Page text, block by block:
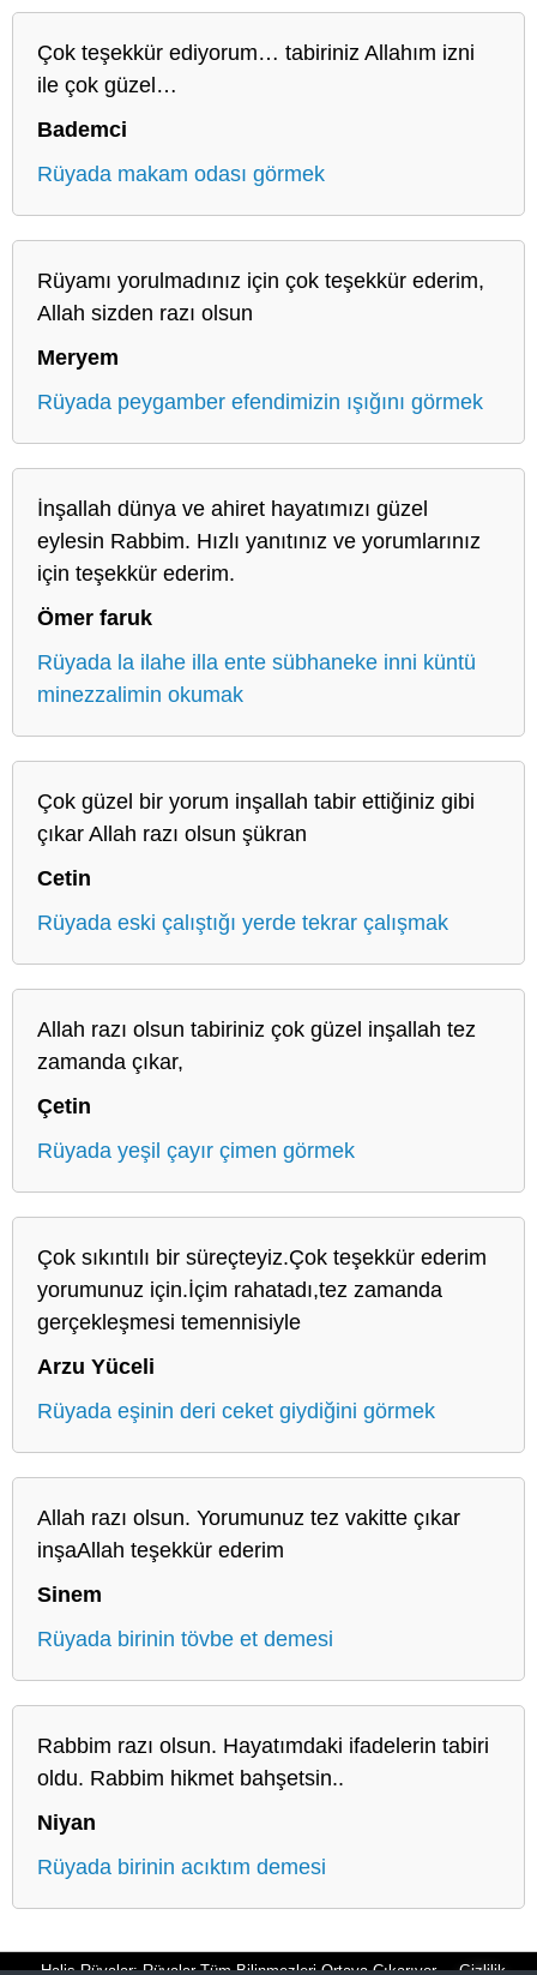
Çok teşekkür ediyorum… tabiriniz Allahım izni
ile çok güzel…
Bademci
Rüyada makam odası görmek
Rüyamı yorulmadınız için çok teşekkür ederim,
Allah sizden razı olsun
Meryem
Rüyada peygamber efendimizin ışığını görmek
İnşallah dünya ve ahiret hayatımızı güzel
eylesin Rabbim. Hızlı yanıtınız ve yorumlarınız
için teşekkür ederim.
Ömer faruk
Rüyada la ilahe illa ente sübhaneke inni küntü
minezzalimin okumak
Çok güzel bir yorum inşallah tabir ettiğiniz gibi
çıkar Allah razı olsun şükran
Cetin
Rüyada eski çalıştığı yerde tekrar çalışmak
Allah razı olsun tabiriniz çok güzel inşallah tez
zamanda çıkar,
Çetin
Rüyada yeşil çayır çimen görmek
Çok sıkıntılı bir süreçteyiz.Çok teşekkür ederim
yorumunuz için.İçim rahatadı,tez zamanda
gerçekleşmesi temennisiyle
Arzu Yüceli
Rüyada eşinin deri ceket giydiğini görmek
Allah razı olsun. Yorumunuz tez vakitte çıkar
inşaAllah teşekkür ederim
Sinem
Rüyada birinin tövbe et demesi
Rabbim razı olsun. Hayatımdaki ifadelerin tabiri
oldu. Rabbim hikmet bahşetsin..
Niyan
Rüyada birinin acıktım demesi
Halis Rüyalar: Rüyalar Tüm Bilinmezleri Ortaya Çıkarıyor Gizlilik